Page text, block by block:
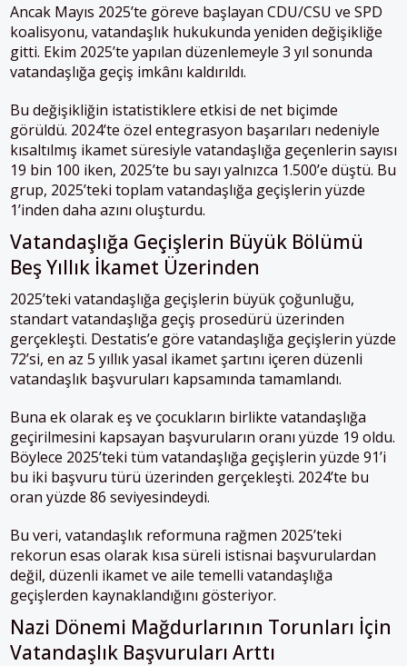
Ancak Mayıs 2025’te göreve başlayan CDU/CSU ve SPD
koalisyonu, vatandaşlık hukukunda yeniden değişikliğe
gitti. Ekim 2025’te yapılan düzenlemeyle 3 yıl sonunda
vatandaşlığa geçiş imkânı kaldırıldı.
Bu değişikliğin istatistiklere etkisi de net biçimde
görüldü. 2024’te özel entegrasyon başarıları nedeniyle
kısaltılmış ikamet süresiyle vatandaşlığa geçenlerin sayısı
19 bin 100 iken, 2025’te bu sayı yalnızca 1.500’e düştü. Bu
grup, 2025’teki toplam vatandaşlığa geçişlerin yüzde
1’inden daha azını oluşturdu.
Vatandaşlığa Geçişlerin Büyük Bölümü
Beş Yıllık İkamet Üzerinden
2025’teki vatandaşlığa geçişlerin büyük çoğunluğu,
standart vatandaşlığa geçiş prosedürü üzerinden
gerçekleşti. Destatis’e göre vatandaşlığa geçişlerin yüzde
72’si, en az 5 yıllık yasal ikamet şartını içeren düzenli
vatandaşlık başvuruları kapsamında tamamlandı.
Buna ek olarak eş ve çocukların birlikte vatandaşlığa
geçirilmesini kapsayan başvuruların oranı yüzde 19 oldu.
Böylece 2025’teki tüm vatandaşlığa geçişlerin yüzde 91’i
bu iki başvuru türü üzerinden gerçekleşti. 2024’te bu
oran yüzde 86 seviyesindeydi.
Bu veri, vatandaşlık reformuna rağmen 2025’teki
rekorun esas olarak kısa süreli istisnai başvurulardan
değil, düzenli ikamet ve aile temelli vatandaşlığa
geçişlerden kaynaklandığını gösteriyor.
Nazi Dönemi Mağdurlarının Torunları İçin
Vatandaşlık Başvuruları Arttı